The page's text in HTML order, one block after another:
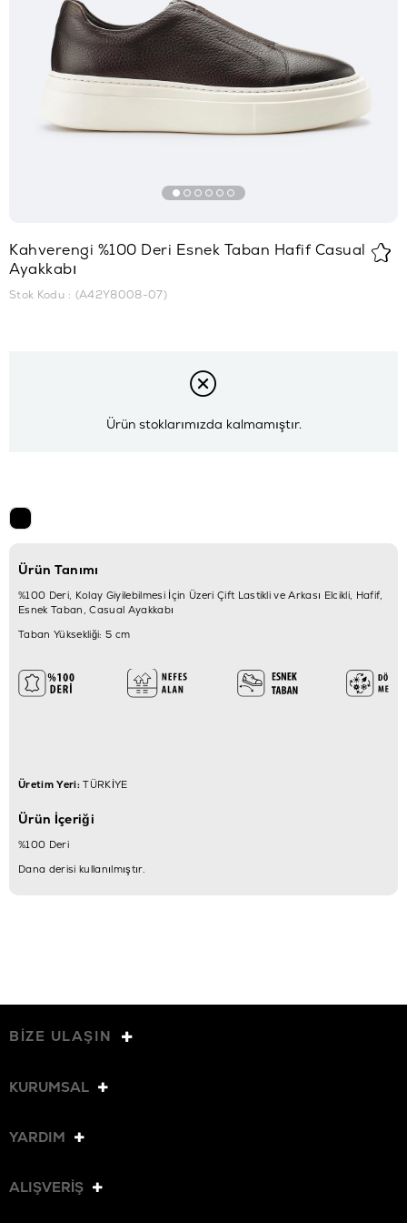
Kahverengi %100 Deri Esnek Taban Hafif Casual
Ayakkabı
Stok Kodu (A42Y8008-07)
Ürün stoklarımızda kalmamıştır.
Ürün Tanımı
%100 Deri, Kolay Giyilebilmesi İçin Üzeri Çift Lastikli ve Arkası Elcikli, Hafif,
Esnek Taban, Casual Ayakkabı
Taban Yüksekliği: 5 cm
Üretim Yeri:TÜRKİYE
Ürün İçeriği
%100 Deri
Dana derisi kullanılmıştır.
BİZE ULAŞIN
KURUMSAL
YARDIM
ALIŞVERİŞ